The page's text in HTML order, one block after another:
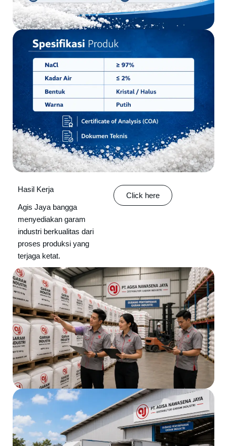
Hasil Kerja
Agis Jaya bangga
menyediakan garam
industri berkualitas dari
proses produksi yang
terjaga ketat.
Click here